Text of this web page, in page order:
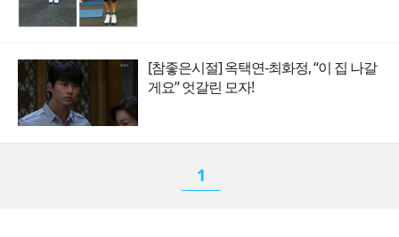
[참좋은시절] 옥택연-최화정, “이 집 나갈
게요” 엇갈린 모자!
1